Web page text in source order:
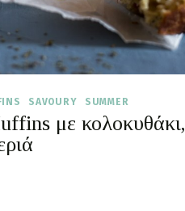
SAVOURY SUMMER
με κολοκυθάκι,